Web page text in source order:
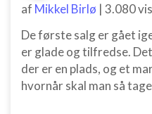
af Mikkel Birlø | 3.080
De første salg er gået
er glade og tilfredse.
der er en plads, og et
hvornår skal man så